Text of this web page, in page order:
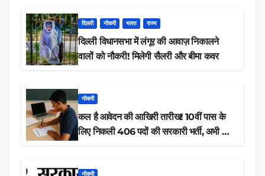
दिल्ली नौकरी भारत राज्य
दिल्ली विधानसभा में लंगूर की आवाज़ निकालने
वालों को नौकरी! मिलेगी सैलरी और बीमा कवर
नौकरी
कल है आवेदन की आखिरी तारीख! 10वीं पास के
लिए निकली 406 पदों की सरकारी भर्ती, अभी करें
नौकरी